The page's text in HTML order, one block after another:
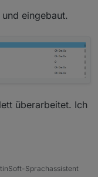
eingebaut.
überarbeitet. Ich
Sprachassistent